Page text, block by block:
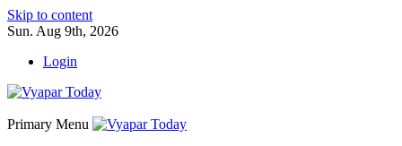
Skip to content
Sun. Aug 9th, 2026
Login
Primary Menu